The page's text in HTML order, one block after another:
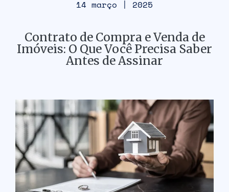
14 março | 2025
Contrato de Compra e Venda de
Imóveis: O Que Você Precisa Saber
Antes de Assinar